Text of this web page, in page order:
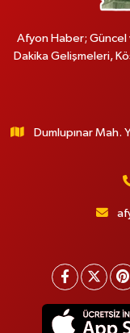
Afyon Haber; Güncel
Dakika Gelişmeleri,
Dumlupınar Mah.